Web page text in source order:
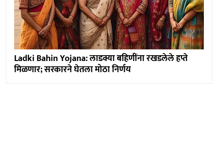
Ladki Bahin Yojana: लाडक्या बहिणींना रखडलेले हप्ते
मिळणार; सरकारने घेतला मोठा निर्णय